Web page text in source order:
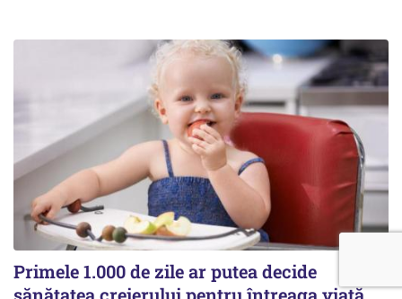
Primele 1.000 de zile ar putea decide